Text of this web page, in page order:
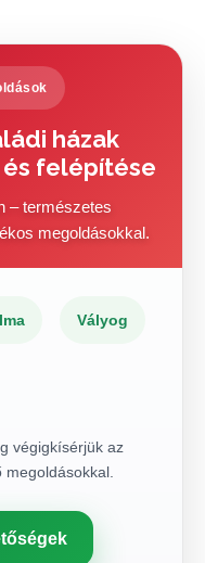
házak
felépítése
– természetes
megoldásokkal.
Vályog
végigkísérjük az